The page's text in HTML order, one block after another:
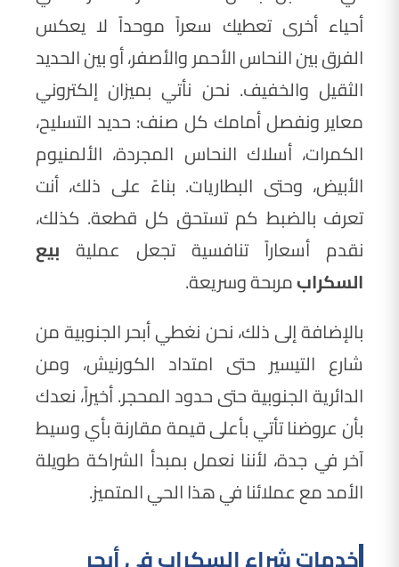
أحياء أخرى تعطيك سعراً موحداً لا يعكس
الفرق بين النحاس الأحمر والأصفر، أو بين الحديد
الثقيل والخفيف. نحن نأتي بميزان إلكتروني
معاير ونفصل أمامك كل صنف: حديد التسليح،
الكمرات، أسلاك النحاس المجردة، الألمنيوم
الأبيض، وحتى البطاريات. بناءً على ذلك، أنت
تعرف بالضبط كم تستحق كل قطعة. كذلك،
نقدم أسعاراً تنافسية تجعل عملية بيع
السكرابمربحة وسريعة.
بالإضافة إلى ذلك، نحن نغطي أبحر الجنوبية من
شارع التيسير حتى امتداد الكورنيش، ومن
الدائرية الجنوبية حتى حدود المحجر. أخيراً، نعدك
بأن عروضنا تأتي بأعلى قيمة مقارنة بأي وسيط
آخر في جدة، لأننا نعمل بمبدأ الشراكة طويلة
الأمد مع عملائنا في هذا الحي المتميز.